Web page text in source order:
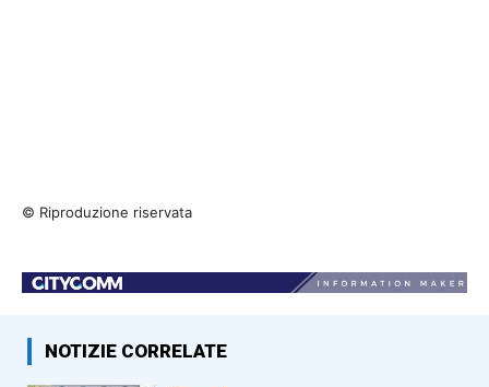
© Riproduzione riservata
NOTIZIE CORRELATE